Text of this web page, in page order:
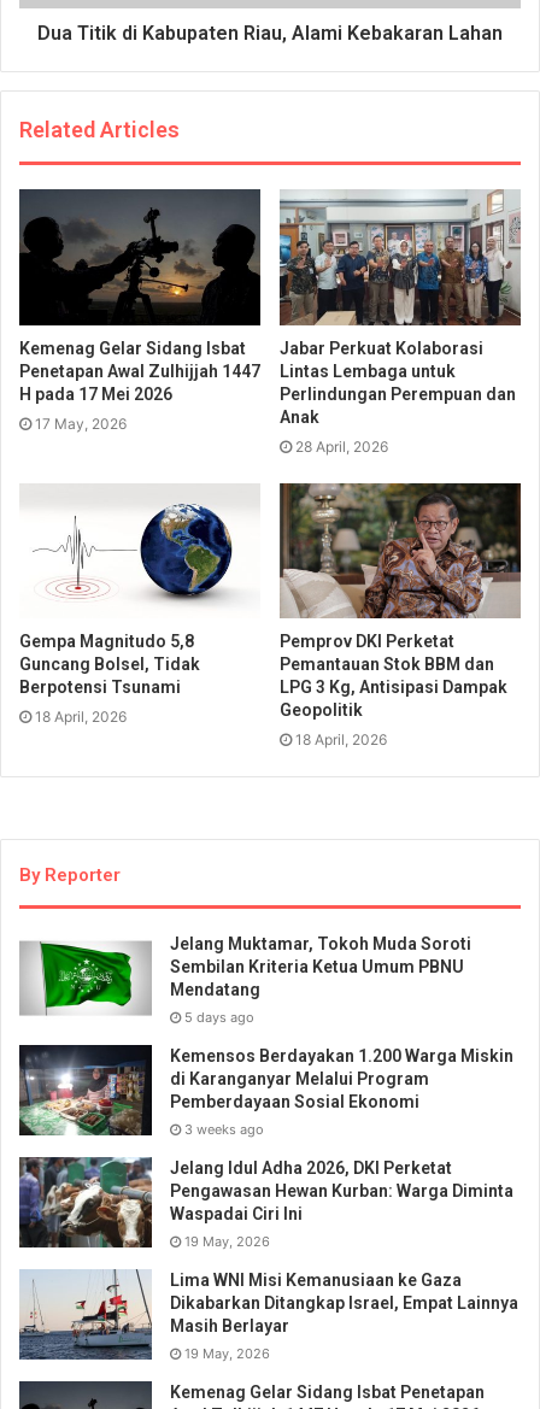
Dua Titik di Kabupaten Riau, Alami Kebakaran Lahan
Related Articles
Kemenag Gelar Sidang Isbat
Penetapan Awal Zulhijjah 1447
H pada 17 Mei 2026
17 May, 2026
Jabar Perkuat Kolaborasi
Lintas Lembaga untuk
Perlindungan Perempuan dan
Anak
28 April, 2026
Gempa Magnitudo 5,8
Guncang Bolsel, Tidak
Berpotensi Tsunami
18 April, 2026
Pemprov DKI Perketat
Pemantauan Stok BBM dan
LPG 3 Kg, Antisipasi Dampak
Geopolitik
18 April, 2026
By Reporter
Jelang Muktamar, Tokoh Muda Soroti
Sembilan Kriteria Ketua Umum PBNU
Mendatang
5 days ago
Kemensos Berdayakan 1.200 Warga Miskin
di Karanganyar Melalui Program
Pemberdayaan Sosial Ekonomi
3 weeks ago
Jelang Idul Adha 2026, DKI Perketat
Pengawasan Hewan Kurban: Warga Diminta
Waspadai Ciri Ini
19 May, 2026
Lima WNI Misi Kemanusiaan ke Gaza
Dikabarkan Ditangkap Israel, Empat Lainnya
Masih Berlayar
19 May, 2026
Kemenag Gelar Sidang Isbat Penetapan